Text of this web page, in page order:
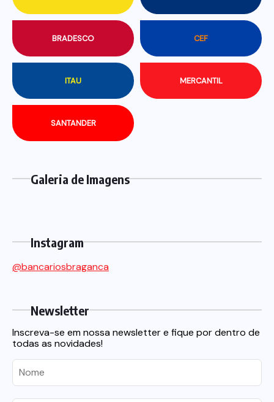
BRADESCO CEF
ITAU MERCANTIL
SANTANDER
Galeria de Imagens
Instagram
@bancariosbraganca
Newsletter
Inscreva-se em nossa newsletter e fique por dentro de
todas as novidades!